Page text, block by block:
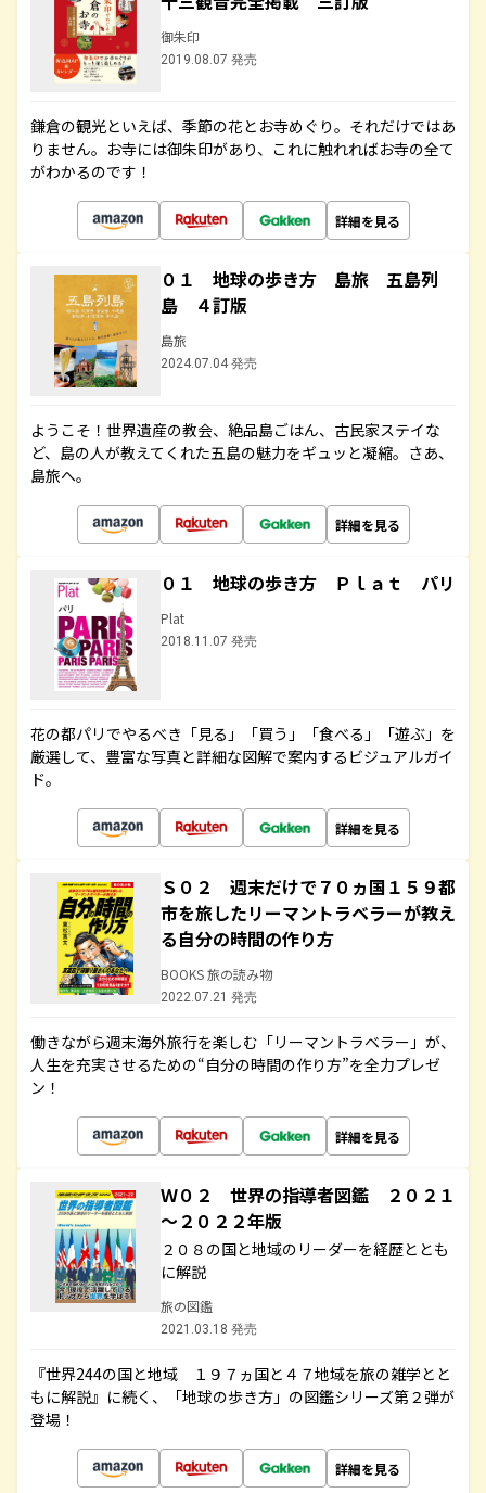
御朱印
2019.08.07 発売
鎌倉の観光といえば、季節の花とお寺めぐり。それだけではあ
りません。お寺には御朱印があり、これに触れればお寺の全て
がわかるのです！
詳細を見る
０１ 地球の歩き方 島旅 五島列
島 ４訂版
島旅
2024.07.04 発売
ようこそ！世界遺産の教会、絶品島ごはん、古民家ステイな
ど、島の人が教えてくれた五島の魅力をギュッと凝縮。さあ、
島旅へ。
詳細を見る
０１ 地球の歩き方 Ｐｌａｔ パリ
Plat
2018.11.07 発売
花の都パリでやるべき「見る」「買う」「食べる」「遊ぶ」を
厳選して、豊富な写真と詳細な図解で案内するビジュアルガイ
ド。
詳細を見る
Ｓ０２ 週末だけで７０ヵ国１５９都
市を旅したリーマントラベラーが教え
る自分の時間の作り方
BOOKS 旅の読み物
2022.07.21 発売
働きながら週末海外旅行を楽しむ「リーマントラベラー」が、
人生を充実させるための“自分の時間の作り方”を全力プレゼ
ン！
詳細を見る
Ｗ０２ 世界の指導者図鑑 ２０２１
～２０２２年版
２０８の国と地域のリーダーを経歴ととも
に解説
旅の図鑑
2021.03.18 発売
『世界244の国と地域 １９７ヵ国と４７地域を旅の雑学とと
もに解説』に続く、「地球の歩き方」の図鑑シリーズ第２弾が
登場！
詳細を見る